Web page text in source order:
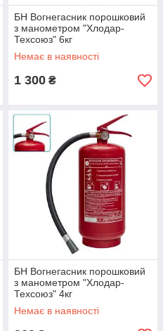
БН Вогнегасник порошковий
з манометром "Хлодар-
Техсоюз" 6кг
Немає в наявності
1 300 ₴
БН Вогнегасник порошковий
з манометром "Хлодар-
Техсоюз" 4кг
Немає в наявності